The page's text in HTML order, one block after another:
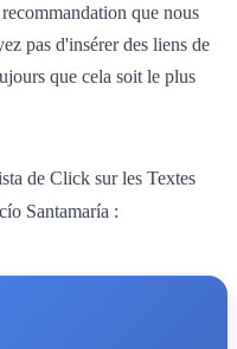
que nous
pas d'insérer des liens de
que cela soit le plus
de Click sur les Textes
Santamaría :